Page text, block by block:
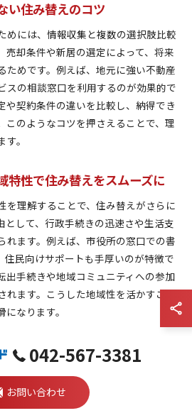
い住み替えのコツ
めには、情報収集と複数の選択肢比較
売却条件や新居の選定によって、将来
ためです。例えば、地元に強い不動産
スの相談窓口を利用するのが効果的で
や契約条件の違いを比較し、納得でき
このようなコツを押さえることで、理
。
特性で住み替えをスムーズに
を理解することで、住み替えがさらに
として、行政手続きの迅速さや生活支
れます。例えば、市役所の窓口での書
住民向けサポートも手厚いのが特徴で
出手続きや地域コミュニティへの参加
れます。こうした地域性を活かすこと
なります。
で理想の住み替えを実現
手に組み合わせることで、理想の住み
ら、双方の手続きやタイミングを調整
計な費用を最小限に抑えられるからで
042-567-3381
お問い合わせ